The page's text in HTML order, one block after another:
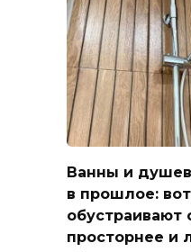
Ванны и
в прошлое:
обустраивают
просторнее и